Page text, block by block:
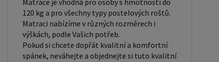
Noční stolky, komody atd. - nakupujte - ZDE
Přikrývky, polštáře, chrániče, toppery - nakupujte -
ZDE Máte zájem o velkoobchodní spolupráci?
Nebo chcete získat zajímavou cenovou nabídku na
Matrace je vhodná pro osoby s hmotností do
120 kg a pro všechny typy postelových roštů.
Matraci nabízíme v různých rozměrech i
výškách, podle Vašich potřeb.
Pokud si chcete dopřát kvalitní a komfortní
spánek, neváhejte a objednejte si tuto kvalitní